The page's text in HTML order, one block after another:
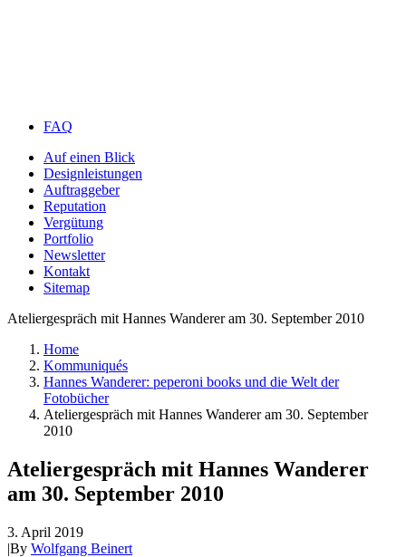
FAQ
Auf einen Blick
Designleistungen
Auftraggeber
Reputation
Vergütung
Portfolio
Newsletter
Kontakt
Sitemap
Ateliergespräch mit Hannes Wanderer am 30. September 2010
Home
Kommuniqués
Hannes Wanderer: peperoni books und die Welt der
Fotobücher
Ateliergespräch mit Hannes Wanderer am 30. September
2010
Ateliergespräch mit Hannes Wanderer
am 30. September 2010
3. April 2019
|By Wolfgang Beinert